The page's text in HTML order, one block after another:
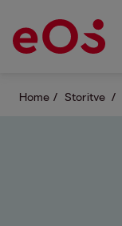
Home Storitve